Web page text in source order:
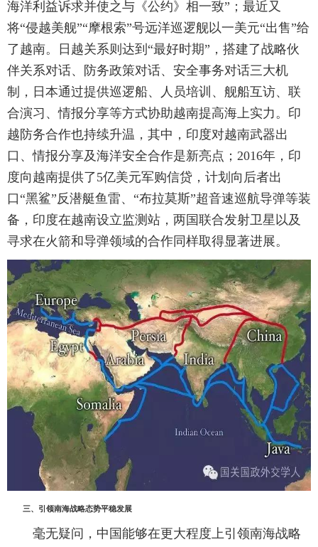
海洋利益诉求并使之与《公约》相一致”；最近又
将“侵越美舰”“摩根索”号远洋巡逻舰以一美元“出售”给
了越南。日越关系则达到“最好时期”，搭建了战略伙
伴关系对话、防务政策对话、安全事务对话三大机
制，日本通过提供巡逻船、人员培训、舰船互访、联
合演习、情报分享等方式协助越南提高海上实力。印
越防务合作也持续升温，其中，印度对越南武器出
口、情报分享及海洋安全合作是新亮点；2016年，印
度向越南提供了5亿美元军购信贷，计划向后者出
口“黑鲨”反潜艇鱼雷、“布拉莫斯”超音速巡航导弹等装
备，印度在越南设立监测站，两国联合发射卫星以及
寻求在火箭和导弹领域的合作同样取得显著进展。
三、引领南海战略态势平稳发展
毫无疑问，中国能够在更大程度上引领南海战略